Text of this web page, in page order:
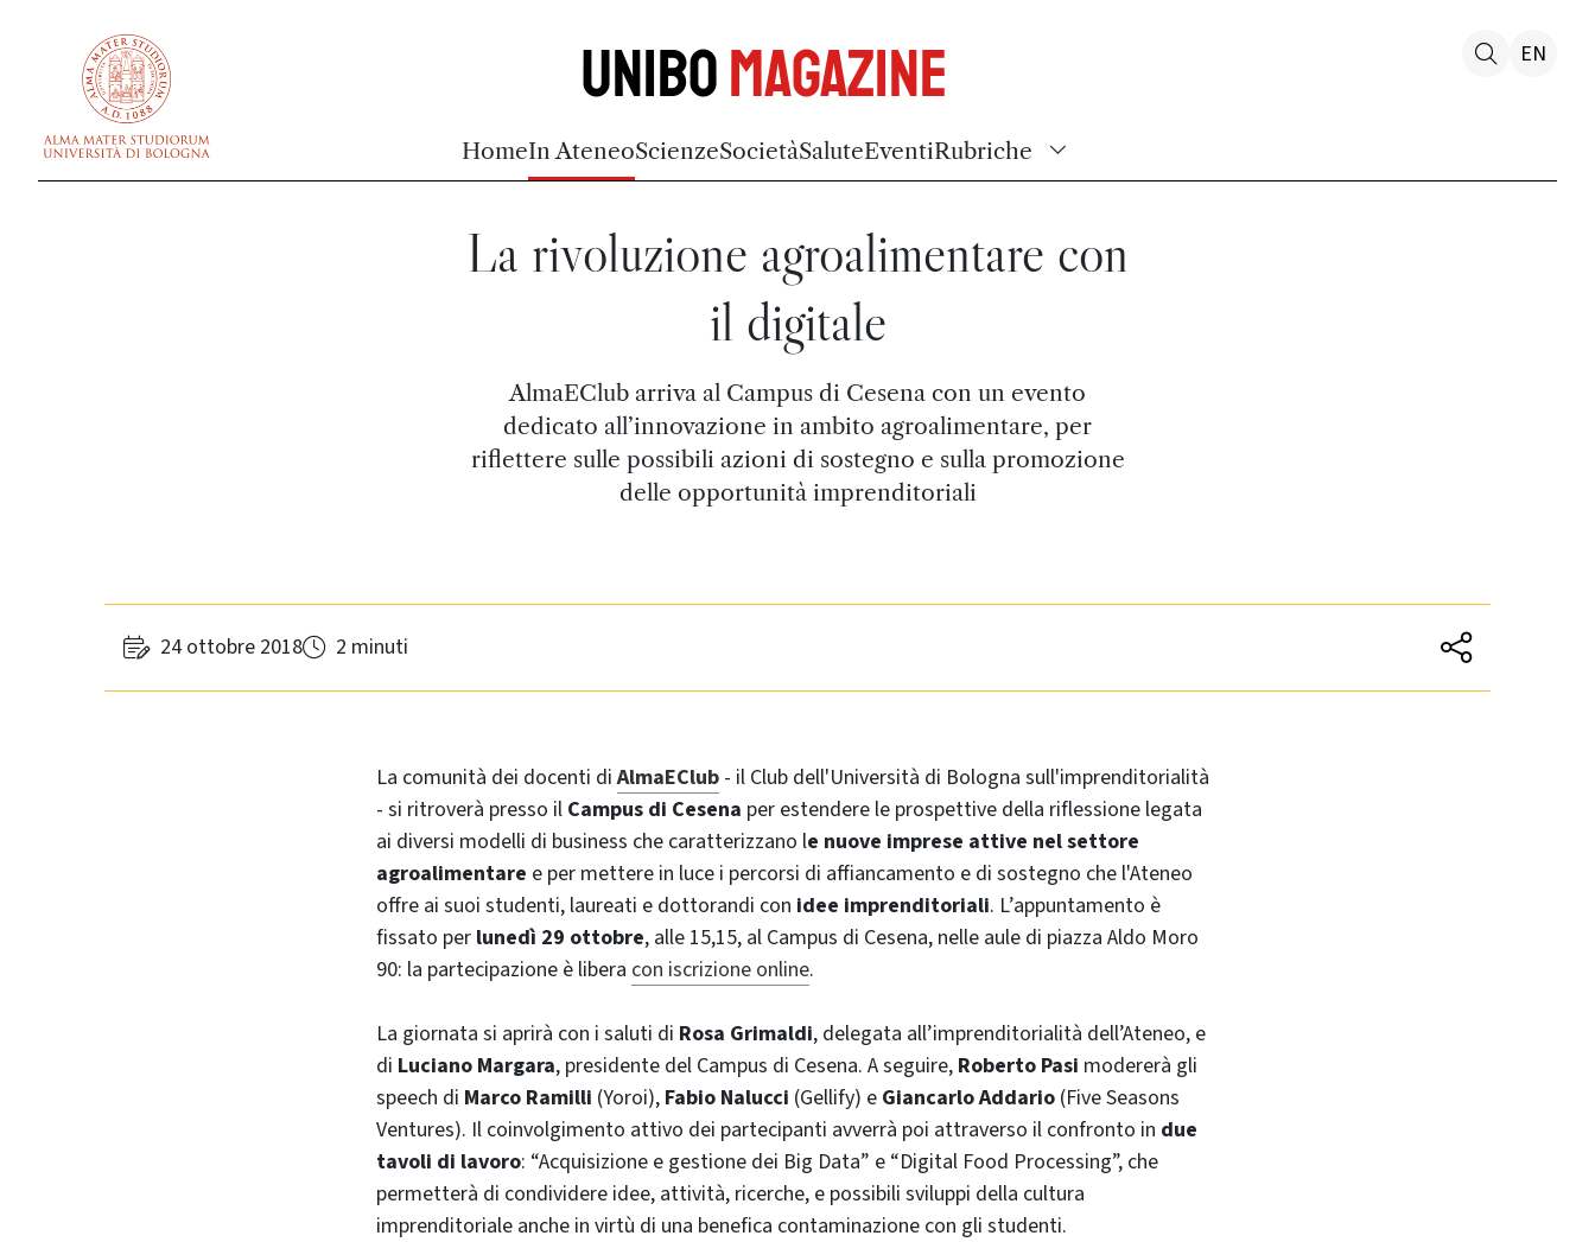
UniboMagazine
HomeIn AteneoScienzeSocietàSaluteEventiRubriche
EN
La rivoluzione agroalimentare con
il digitale
AlmaEClub arriva al Campus di Cesena con un evento
dedicato all’innovazione in ambito agroalimentare, per
riflettere sulle possibili azioni di sostegno e sulla promozione
delle opportunità imprenditoriali
24 ottobre 2018 2 minuti
La comunità dei docenti diAlmaEClub - il Club dell'Università di Bologna sull'imprenditorialità
- si ritroverà presso il Campus di Cesena per estendere le prospettive della riflessione legata
ai diversi modelli di business che caratterizzano le nuove imprese attive nel settore
agroalimentare e per mettere in luce i percorsi di affiancamento e di sostegno che l'Ateneo
offre ai suoi studenti, laureati e dottorandi con idee imprenditoriali. L’appuntamento è
fissato per lunedì 29 ottobre, alle 15,15, al Campus di Cesena, nelle aule di piazza Aldo Moro
90: la partecipazione è libera con iscrizione online.
La giornata si aprirà con i saluti di Rosa Grimaldi, delegata all’imprenditorialità dell’Ateneo, e
di Luciano Margara, presidente del Campus di Cesena. A seguire, Roberto Pasi modererà gli
speech di Marco Ramilli (Yoroi), Fabio Nalucci (Gellify) e Giancarlo Addario (Five Seasons
Ventures). Il coinvolgimento attivo dei partecipanti avverrà poi attraverso il confronto in due
tavoli di lavoro: “Acquisizione e gestione dei Big Data” e “Digital Food Processing”, che
permetterà di condividere idee, attività, ricerche, e possibili sviluppi della cultura
imprenditoriale anche in virtù di una benefica contaminazione con gli studenti.